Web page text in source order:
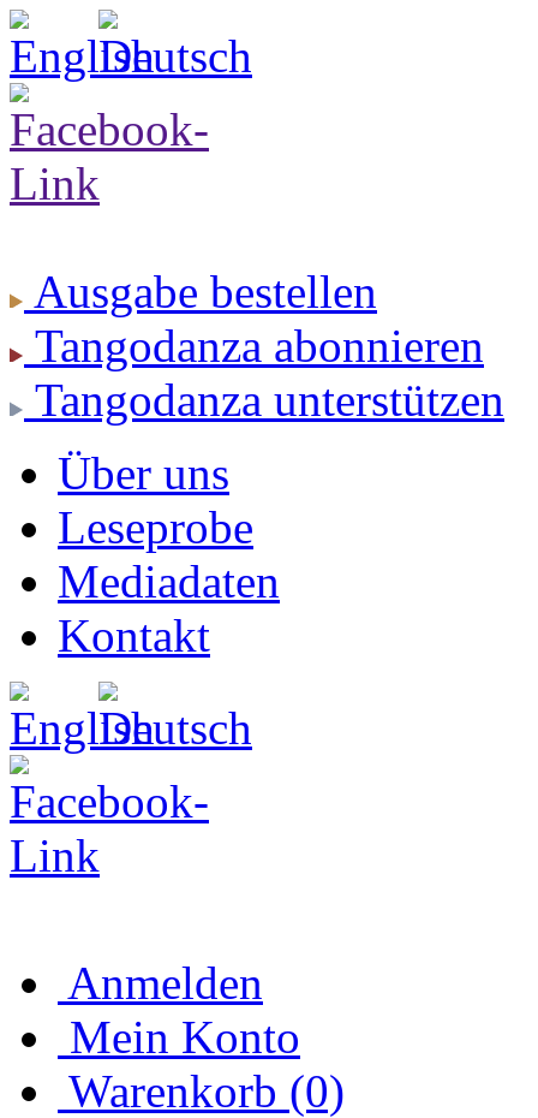
Ausgabe bestellen
Tangodanza abonnieren
Tangodanza unterstützen
Über uns
Leseprobe
Mediadaten
Kontakt
Anmelden
Mein Konto
Warenkorb (0)